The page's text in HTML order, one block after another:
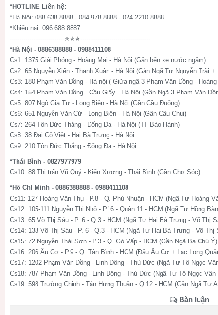
*HOTLINE Liên hệ:
*Hà Nội: 088.638.8888 - 084.978.8888 - 024.2210.8888
*Khiếu nại: 096.688.8887
----------------------------✯✯✯------------------------------------
*Hà Nội - 0886388888 - 0988411108
Cs1: 1375 Giải Phóng - Hoàng Mai - Hà Nội (Gần bến xe nước ngầm)
Cs2: 65 Nguyễn Xiển - Thanh Xuân - Hà Nội (Gần Ngã Tư Nguyễn Trãi +
Cs3: 180 Phạm Văn Đồng - Hà nội ( Giữa ngã 3 Phạm Văn Đồng -
Cs4: 154 Phạm Văn Đồng - Cầu Giấy - Hà Nội (Gần Ngã 3 Phạm Văn
Cs5: 807 Ngô Gia Tự - Long Biên - Hà Nội (Gần Cầu Đuống)
Cs6: 651 Nguyễn Văn Cừ - Long Biên - Hà Nội (Gần Cầu Chui)
Cs7: 264 Tôn Đức Thắng - Đống Đa - Hà Nội (TT Bảo Hành)
Cs8: 38 Đại Cồ Việt - Hai Bà Trưng - Hà Nội
Cs9: 210 Tôn Đức Thắng - Đống Đa - Hà Nội
*Thái Bình - 0827977979
Cs10: 88 Thị trấn Vũ Quý - Kiến Xương - Thái Bình (Gần Chợ Sóc)
*Hồ Chí Minh - 0886388888 - 0988411108
Cs11: 127 Hoàng Văn Thụ - P.8 - Q. Phú Nhuận - HCM (Ngã Tư Hoàng
Cs12: 105-111 Nguyễn Thị Nhỏ - P16 - Quận 11 - HCM (Ngã Tư Hồng
Cs13: 65 Võ Thị Sáu - P. 6 - Q.3 - HCM (Ngã Tư Hai Bà Trưng - Võ Thị
Cs14: 138 Võ Thị Sáu - P. 6 - Q.3 - HCM (Ngã Tư Hai Bà Trưng - Võ Thị
Cs15: 72 Nguyễn Thái Sơn - P.3 - Q. Gò Vấp - HCM (Gần Ngã Ba Chú Ý)
Cs16: 206 Âu Cơ - P.9 - Q. Tân Bình - HCM (Đầu Âu Cơ + Lạc Long
Cs17: 1202 Phạm Văn Đồng - Linh Đông - Thủ Đức (Ngã Tư Tô Ngọc
Cs18: 787 Phạm Văn Đồng - Linh Đông - Thủ Đức (Ngã Tư Tô Ngọc Vân
Cs19: 598 Trường Chinh - Tân Hưng Thuận - Q.12 - HCM (Gần Ngã Tư
Bàn luận